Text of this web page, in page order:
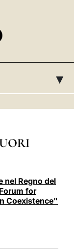
العربيّة
▸
nel Regno del
for
Coexistence"